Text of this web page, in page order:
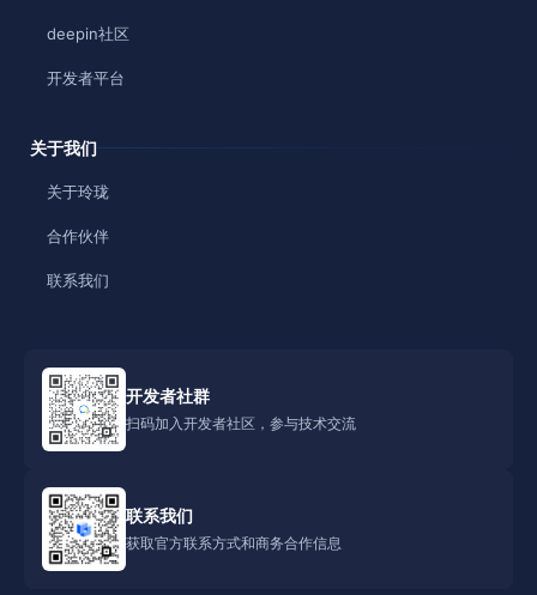
deepin社区
开发者平台
关于我们
关于玲珑
合作伙伴
联系我们
开发者社群
扫码加入开发者社区，参与技术交流
联系我们
获取官方联系方式和商务合作信息